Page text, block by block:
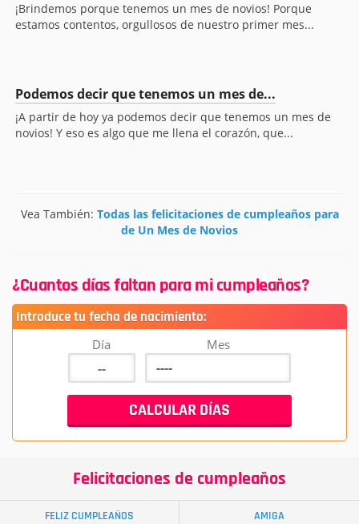
¡Brindemos porque tenemos un mes de novios! Porque
estamos contentos, orgullosos de nuestro primer mes...
Podemos decir que tenemos un mes de...
¡A partir de hoy ya podemos decir que tenemos un mes de
novios! Y eso es algo que me llena el corazón, que...
Vea También: Todas las felicitaciones de cumpleaños para
de Un Mes de Novios
¿Cuantos días faltan para mi cumpleaños?
Introduce tu fecha de nacimiento:
Día Mes
Felicitaciones de cumpleaños
FELIZ CUMPLEAÑOS AMIGA